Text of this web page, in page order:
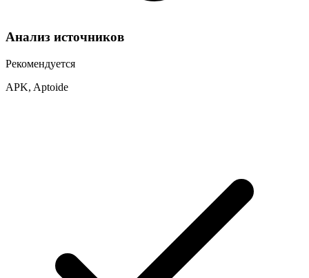
Анализ источников
Рекомендуется
APK, Aptoide